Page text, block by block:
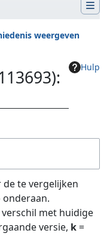
weergeven
Hulp
de te vergelijken
onderaan.
verschil met huidige
versie, k=